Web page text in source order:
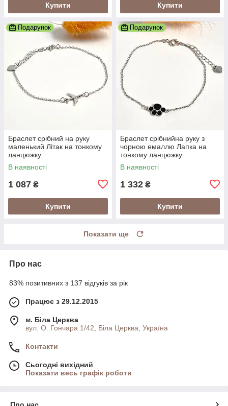
Купити Купити
Подарунок
Браслет срібний на руку
маленький Літак на тонкому
ланцюжку
В наявності
1 087 ₴
Купити
Подарунок
Браслет срібнийна руку з
чорною емаллю Лапка на
тонкому ланцюжку
В наявності
1 332 ₴
Купити
Показати ще
Про нас
83% позитивних з 137 відгуків за рік
Працює з 29.12.2015
м. Біла Церква
вул. О. Гончара 1/42, Біла Церква, Україна
Контакти
Сьогодні вихідний
Показати весь графік роботи